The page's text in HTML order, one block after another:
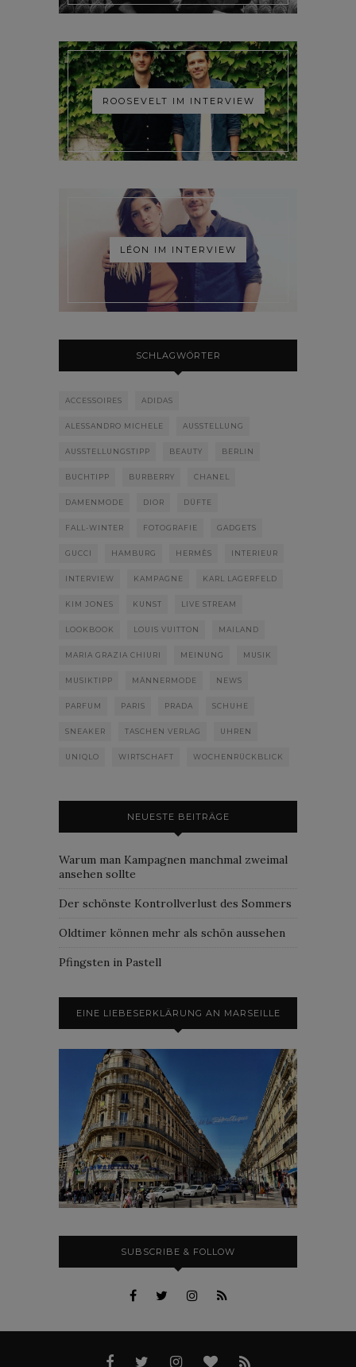
ROOSEVELT IM INTERVIEW
LÉON IM INTERVIEW
SCHLAGWÖRTER
ACCESSOIRES ADIDAS
ALESSANDRO MICHELE AUSSTELLUNG
AUSSTELLUNGSTIPP BEAUTY BERLIN
BUCHTIPP BURBERRY CHANEL
DAMENMODE DIOR DÜFTE
FALL-WINTER FOTOGRAFIE GADGETS
GUCCI HAMBURG HERMÈS INTERIEUR
INTERVIEW KAMPAGNE KARL LAGERFELD
KIM JONES KUNST LIVE STREAM
LOOKBOOK LOUIS VUITTON MAILAND
MARIA GRAZIA CHIURI MEINUNG MUSIK
MUSIKTIPP MÄNNERMODE NEWS
PARFUM PARIS PRADA SCHUHE
SNEAKER TASCHEN VERLAG UHREN
UNIQLO WIRTSCHAFT WOCHENRÜCKBLICK
NEUESTE BEITRÄGE
Warum man Kampagnen manchmal zweimal
ansehen sollte
Der schönste Kontrollverlust des Sommers
Oldtimer können mehr als schön aussehen
Pfingsten in Pastell
EINE LIEBESERKLÄRUNG AN MARSEILLE
SUBSCRIBE & FOLLOW